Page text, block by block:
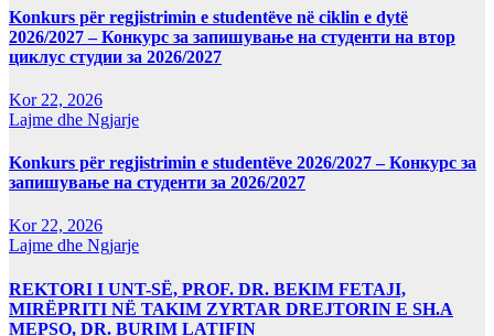
Konkurs për regjistrimin e studentëve në ciklin e dytë
2026/2027 – Конкурс за запишување на студенти на втор
циклус студии за 2026/2027
Kor 22, 2026
Lajme dhe Ngjarje
Konkurs për regjistrimin e studentëve 2026/2027 – Конкурс за
запишување на студенти за 2026/2027
Kor 22, 2026
Lajme dhe Ngjarje
REKTORI I UNT-SË, PROF. DR. BEKIM FETAJI,
MIRËPRITI NË TAKIM ZYRTAR DREJTORIN E SH.A
MEPSO, DR. BURIM LATIFIN